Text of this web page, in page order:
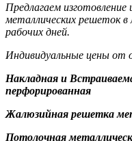
Предлагаем
металлических решеток
рабочих дней.
Индивидуальные цены от
Накладная и
перфорированная
Жалюзийная решетка
Потолочная